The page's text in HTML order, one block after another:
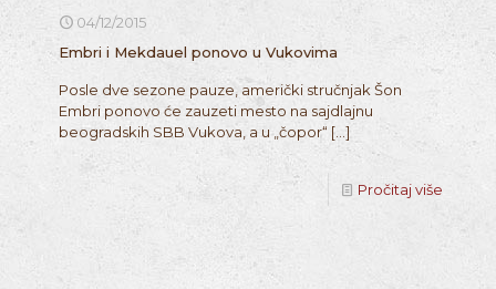
04/12/2015
Embri i Mekdauel ponovo u Vukovima
Posle dve sezone pauze, američki stručnjak Šon
Embri ponovo će zauzeti mesto na sajdlajnu
beogradskih SBB Vukova, a u „čopor“ […]
Pročitaj više